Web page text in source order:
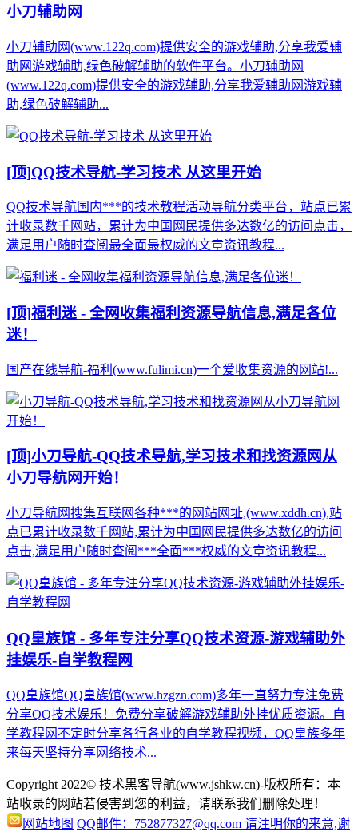
小刀辅助网
小刀辅助网(www.122q.com)提供安全的游戏辅助,分享我爱辅
助网游戏辅助,绿色破解辅助的软件平台。小刀辅助网
(www.122q.com)提供安全的游戏辅助,分享我爱辅助网游戏辅
助,绿色破解辅助...
[顶]QQ技术导航-学习技术 从这里开始
QQ技术导航国内***的技术教程活动导航分类平台，站点已累
计收录数千网站，累计为中国网民提供多达数亿的访问点击，
满足用户随时查阅最全面最权威的文章资讯教程...
[顶]福利迷 - 全网收集福利资源导航信息,满足各位
迷！
国产在线导航-福利(www.fulimi.cn)一个爱收集资源的网站!...
[顶]小刀导航-QQ技术导航,学习技术和找资源网从
小刀导航网开始！
小刀导航网搜集互联网各种***的网站网址,(www.xddh.cn),站
点已累计收录数千网站,累计为中国网民提供多达数亿的访问
点击,满足用户随时查阅***全面***权威的文章资讯教程...
QQ皇族馆 - 多年专注分享QQ技术资源-游戏辅助外
挂娱乐-自学教程网
QQ皇族馆QQ皇族馆(www.hzgzn.com)多年一直努力专注免费
分享QQ技术娱乐！免费分享破解游戏辅助外挂优质资源。自
学教程网不定时分享各行各业的自学教程视频，QQ皇族多年
来每天坚持分享网络技术...
Copyright 2022© 技术黑客导航(www.jshkw.cn)-版权所有：本
站收录的网站若侵害到您的利益，请联系我们删除处理！
网站地图 QQ邮件：752877327@qq.com 请注明你的来意,谢